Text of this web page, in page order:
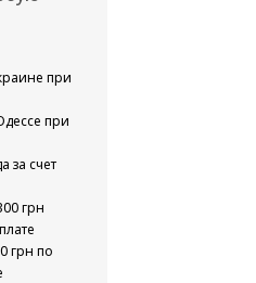
при
при
за счет
грн
грн по